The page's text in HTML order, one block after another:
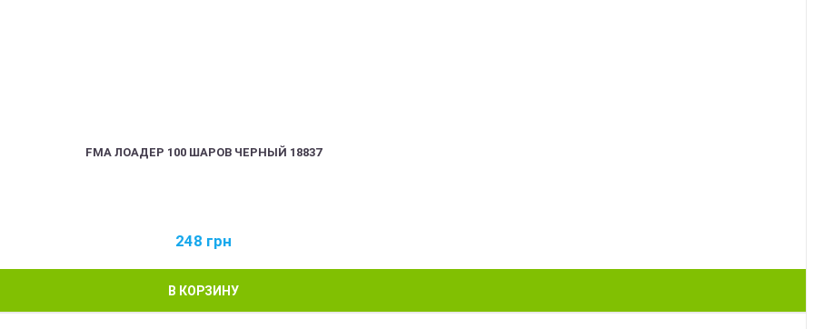
FMA ЛОАДЕР 100 ШАРОВ ЧЕРНЫЙ 18837
248 грн
В КОРЗИНУ